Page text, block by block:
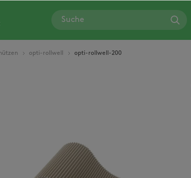
opti-rollwell opti-rollwell-200